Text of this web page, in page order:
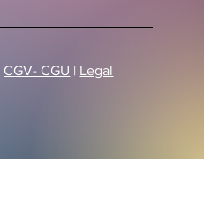
CGV- CGU | Legal